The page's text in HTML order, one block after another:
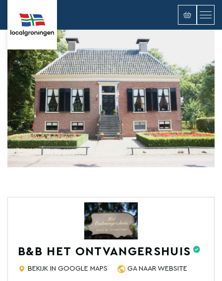
B&B HET ONTVANGERSHUIS
BEKIJK IN GOOGLE MAPS GA NAAR WEBSITE